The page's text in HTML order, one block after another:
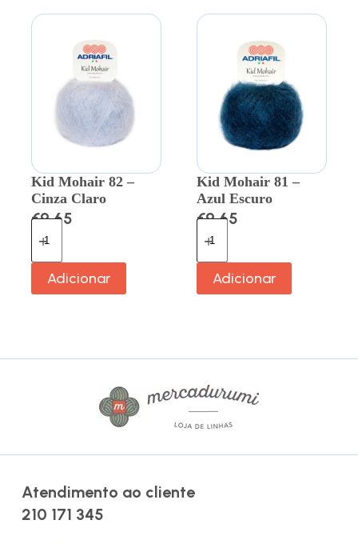
Kid Mohair 82 –
Cinza Claro
€9.65
Adicionar
Kid Mohair 81 –
Azul Escuro
€9.65
Adicionar
Atendimento ao cliente
210 171 345